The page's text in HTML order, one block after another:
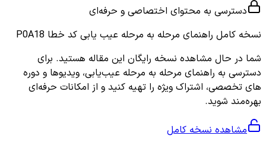
دسترسی به محتوای اختصاصی و حرفه‌ای
نسخه کامل راهنمای مرحله به مرحله عیب یابی کد خطا P0A18
شما در حال مشاهده نسخه رایگان این مقاله هستید. برای
دسترسی به راهنمای مرحله به مرحله عیب‌یابی، ویدیوها و دوره
های تخصصی، اشتراک ویژه را تهیه کنید و از امکانات حرفه‌ای
بهره‌مند شوید.
مشاهده نسخه کامل